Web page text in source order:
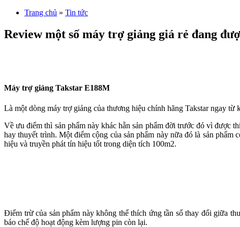
Trang chủ » Tin tức
Review một số máy trợ giảng giá rẻ đang
Máy trợ giảng Takstar E188M
Là một dòng máy trợ giảng của thương hiệu chính hãng Takstar ngay
Về ưu điểm thì sản phẩm này khác hẵn sản phẩm đời trước đó vì được
hay thuyết trình. Một điểm cộng của sản phẩm này nữa đó là sản
hiệu và truyền phát tín hiệu tốt trong diện tích 100m2.
Điểm trừ của sản phẩm này không thể thích ứng tần số thay đổi giữa
báo chế độ hoạt động kèm lượng pin còn lại.